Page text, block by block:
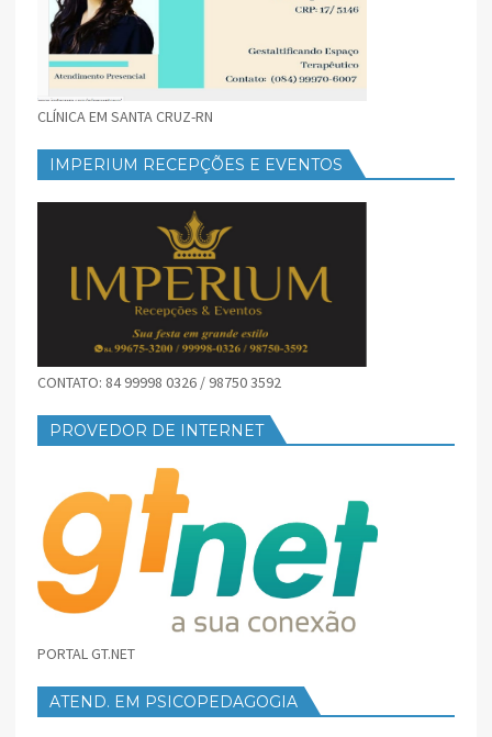
CLÍNICA EM SANTA CRUZ-RN
IMPERIUM RECEPÇÕES E EVENTOS
CONTATO: 84 99998 0326 / 98750 3592
PROVEDOR DE INTERNET
PORTAL GT.NET
ATEND. EM PSICOPEDAGOGIA